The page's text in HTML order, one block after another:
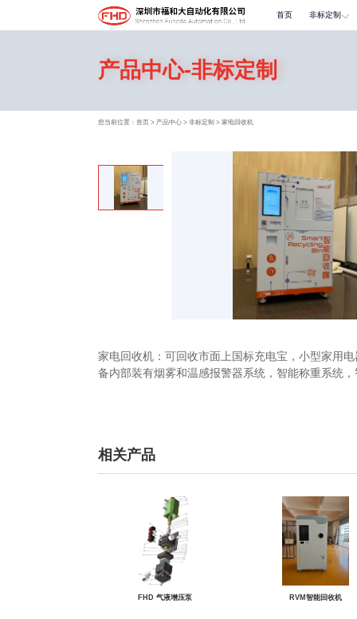
首页 非标定制
产品中心-非标定制
您当前位置： 首页> 产品中心> 非标定制>家电回收机
家电回收机：可回收市面上国标充电宝，小型家用
备内部装有烟雾和温感报警器系统，智能称重系统，
相关产品
FHD 气液增压泵 RVM智能回收机